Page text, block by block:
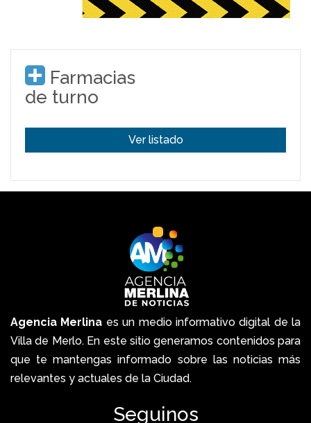
Farmacias
de turno
Ver listado
Agencia Merlina es un medio informativo digital de la
Villa de Merlo. En este sitio generamos contenidos para
que te mantengas informado sobre las noticias más
relevantes y actuales de la Ciudad.
Seguinos